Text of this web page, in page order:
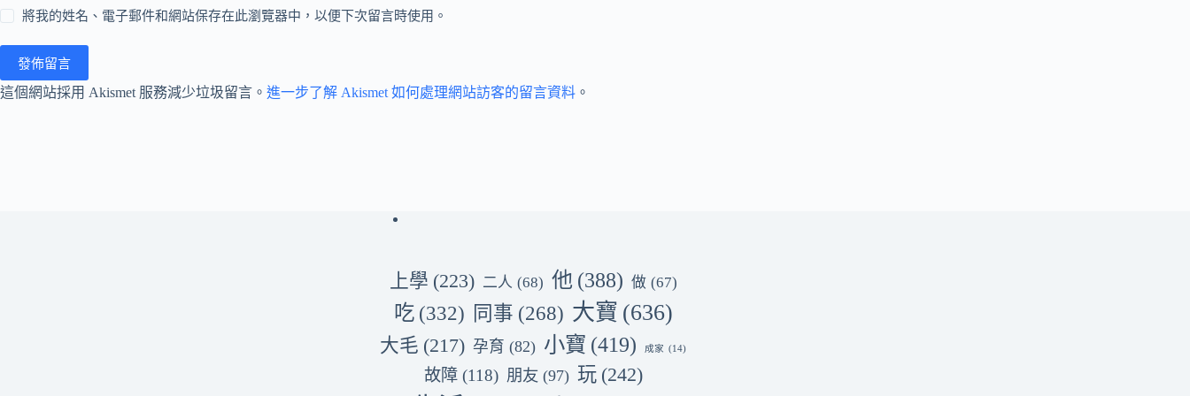
將我的姓名、電子郵件和網站保存在此瀏覽器中，以便下次留言時使用。
發佈留言
這個網站採用 Akismet 服務減少垃圾留言。 進一步了解 Akismet 如何處理網站訪客的留言資料 。
上學 (223) 二人 (68) 他 (388) 做 (67)
吃 (332) 同事 (268) 大寶 (636)
大毛 (217) 孕育 (82) 小寶 (419) 成家 (14)
故障 (118) 朋友 (97) 玩 (242)